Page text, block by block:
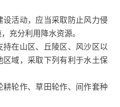
活动，应当采取防止风力侵
充分利用降水资源。
在山区、丘陵区、风沙区以
域，采取下列有利于水土保
耕轮作、草田轮作、间作套种